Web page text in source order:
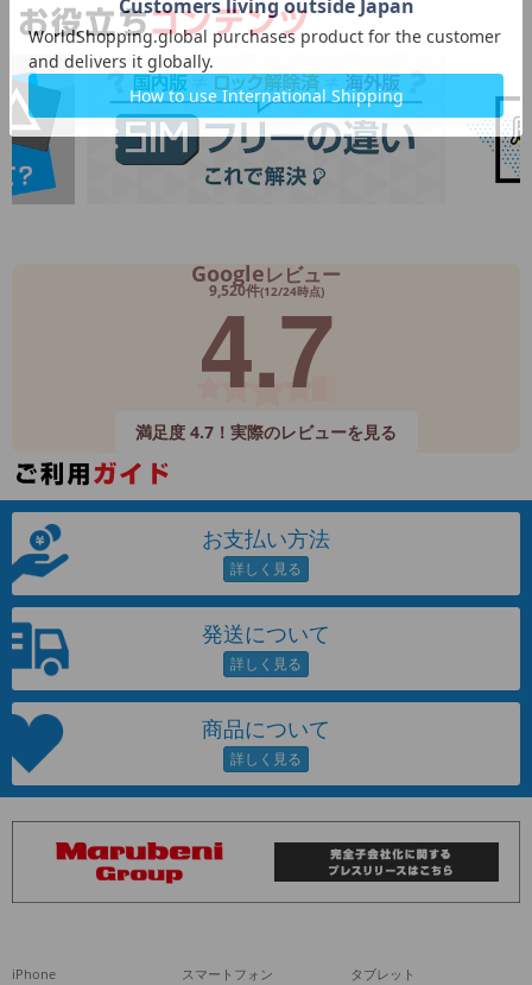
Googleレビュー
9,520件(12/24時点)
4.7
満足度 4.7！実際のレビューを見る
お支払い方法
発送について
商品について
iPhone スマートフォン タブレット